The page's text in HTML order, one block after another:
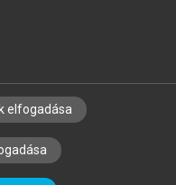
ALAPELVEK
elfogadása